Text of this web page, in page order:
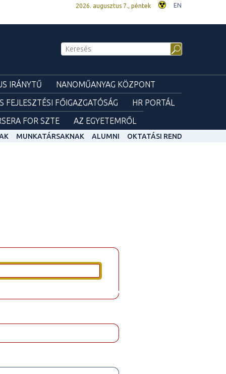
2026. augusztus 7., péntek EN
IRÁNYTŰ
NANOMŰANYAG KÖZPONT
FEJLESZTÉSI FŐIGAZGATÓSÁG
HR PORTÁL
FOR SZTE AZ EGYETEMRŐL
MUNKATÁRSAKNAK ALUMNI OKTATÁSI REND